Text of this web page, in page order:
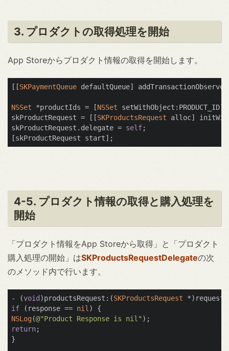
3. プロダクトの取得処理を開始
App Storeからプロダクト情報の取得を開始します。
[[SKPaymentQueue defaultQueue]
NSSet *productIds = [NSSet setWithObject:PRODUCT_ID];
skProductRequest = [[SKProductsRequest alloc]
skProductRequest.delegate = self;
4-5. プロダクト情報の取得と購入処理を
開始
「プロダクト情報をApp Storeから取得」と「プロダクト
購入処理の開始」はSKProductsRequestDelegateの次
のメソッド内で行います。
- (void )productsRequest:(SKProductsRequest *)request
if (response == nil
NSLog(@"Product Response is nil"
return;
}